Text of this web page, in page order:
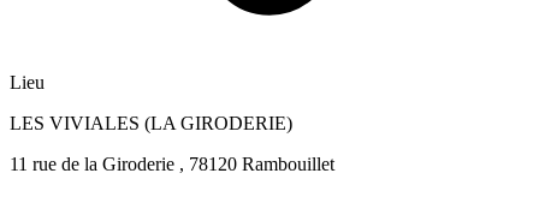
Lieu
LES VIVIALES (LA GIRODERIE)
11 rue de la Giroderie , 78120 Rambouillet